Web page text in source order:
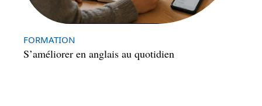
FORMATION
S’améliorer en anglais au quotidien